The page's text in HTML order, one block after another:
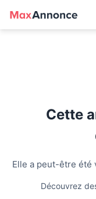
Cette
Elle a peut-être été
Découvrez